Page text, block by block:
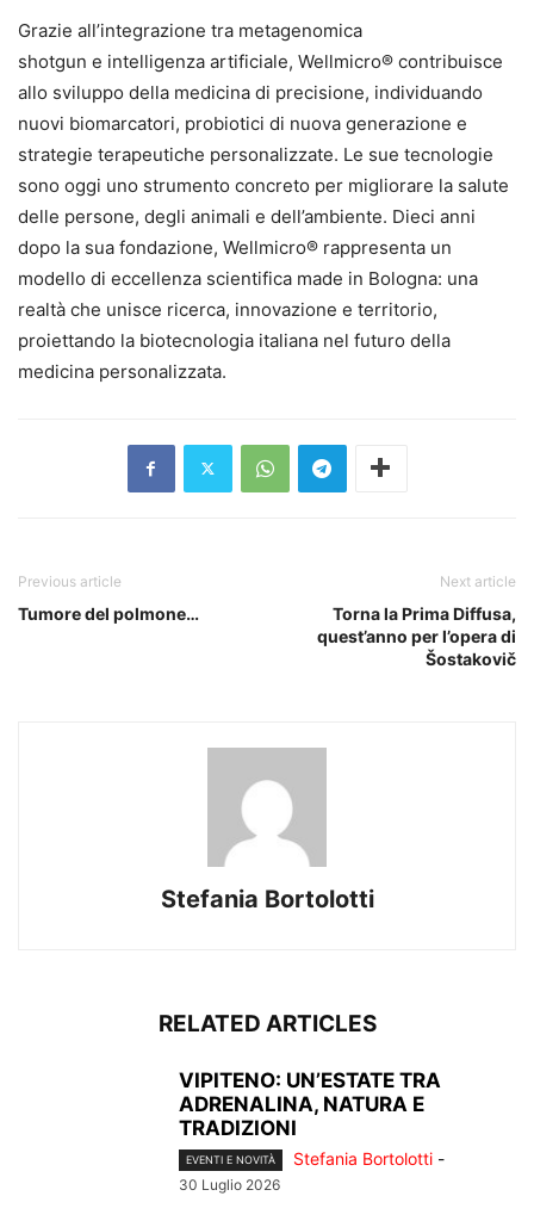
Grazie all’integrazione tra metagenomica
shotgun e intelligenza artificiale, Wellmicro® contribuisce
allo sviluppo della medicina di precisione, individuando
nuovi biomarcatori, probiotici di nuova generazione e
strategie terapeutiche personalizzate. Le sue tecnologie
sono oggi uno strumento concreto per migliorare la salute
delle persone, degli animali e dell’ambiente. Dieci anni
dopo la sua fondazione, Wellmicro® rappresenta un
modello di eccellenza scientifica made in Bologna: una
realtà che unisce ricerca, innovazione e territorio,
proiettando la biotecnologia italiana nel futuro della
medicina personalizzata.
Previous article
Tumore del polmone…
Next article
Torna la Prima Diffusa,
quest’anno per l’opera di
Šostakovič
Stefania Bortolotti
RELATED ARTICLES
VIPITENO: UN’ESTATE TRA
ADRENALINA, NATURA E
TRADIZIONI
EVENTI E NOVITÀ Stefania Bortolotti -
30 Luglio 2026